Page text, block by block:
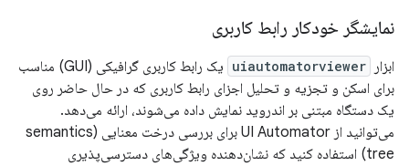
نمایشگر خودکار رابط کاربری
ابزار uiautomatorviewer
یک رابط کاربری گرافیکی (GUI) مناسب
برای اسکن و تجزیه و تحلیل اجزای رابط کاربری که در حال حاضر روی
یک دستگاه مبتنی بر اندروید نمایش داده می‌شوند، ارائه می‌دهد.
می‌توانید از UI Automator برای بررسی درخت معنایی (semantics
tree) استفاده کنید که نشان‌دهنده ویژگی‌های دسترسی‌پذیری